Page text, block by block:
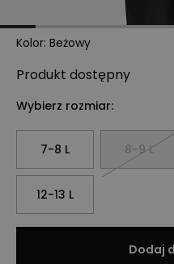
Kolor: Beżowy
Produkt dostępny
Wybierz rozmiar:
7-8 L 8-9 L
12-13 L
Dodaj